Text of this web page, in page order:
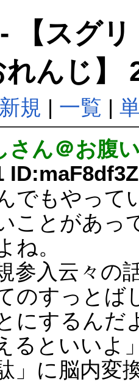
【スグ
れんじ】
新規 | 一覧 |
さん＠お腹
ID:maF8df3Z
でもやって
ことがあっ
ね。
参入云々の
のすっとば
にするんだ
るといい
」に脳内変